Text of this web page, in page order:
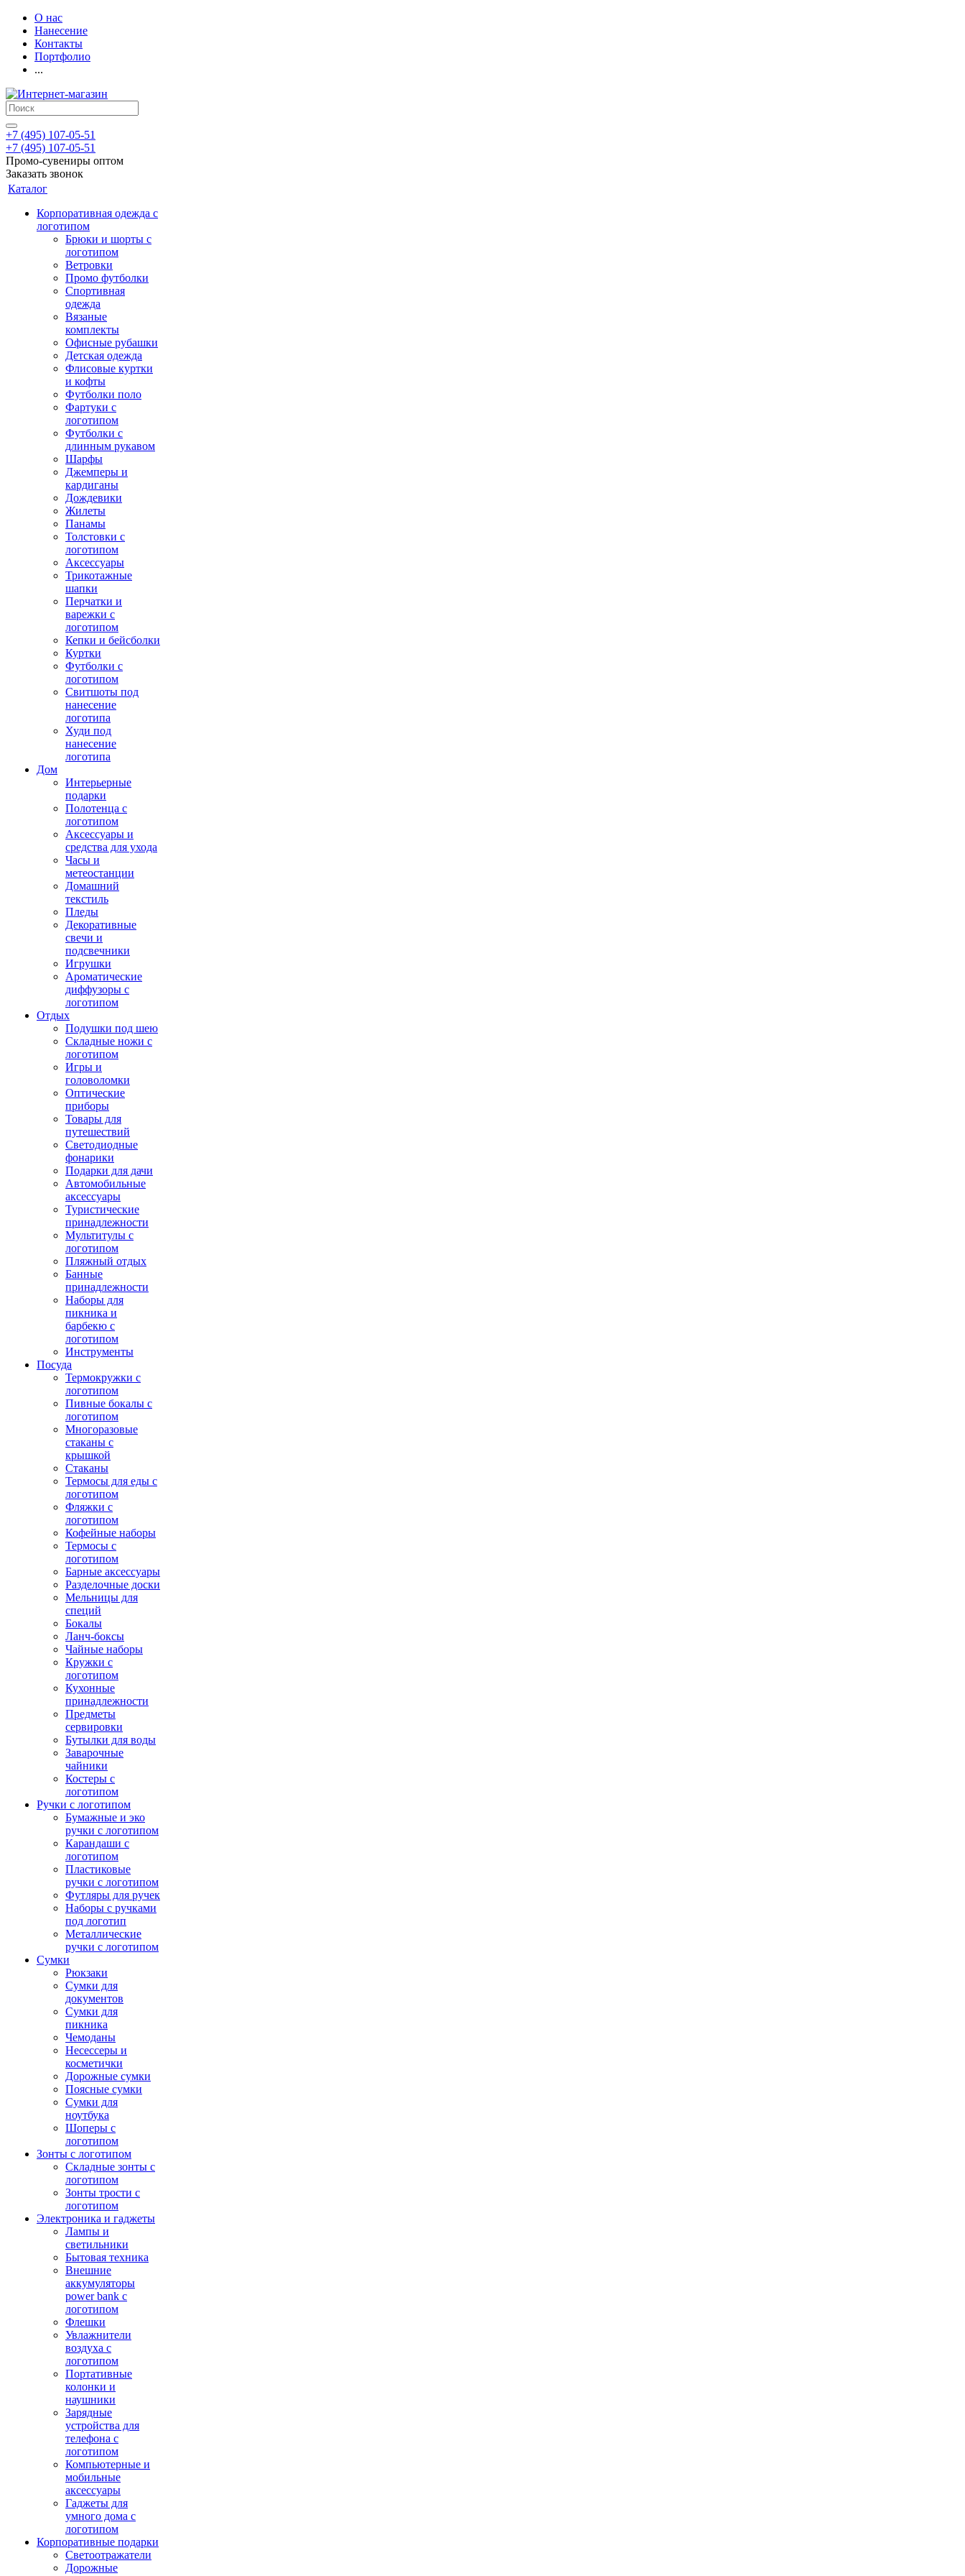
О нас
Нанесение
Контакты
Портфолио
...
+7 (495) 107-05-51
+7 (495) 107-05-51
Промо-сувениры оптом
Заказать звонок
Каталог
Корпоративная одежда с
логотипом
Брюки и шорты с
логотипом
Ветровки
Промо футболки
Спортивная
одежда
Вязаные
комплекты
Офисные рубашки
Детская одежда
Флисовые куртки
и кофты
Футболки поло
Фартуки с
логотипом
Футболки с
длинным рукавом
Шарфы
Джемперы и
кардиганы
Дождевики
Жилеты
Панамы
Толстовки с
логотипом
Аксессуары
Трикотажные
шапки
Перчатки и
варежки с
логотипом
Кепки и бейсболки
Куртки
Футболки с
логотипом
Свитшоты под
нанесение
логотипа
Худи под
нанесение
логотипа
Дом
Интерьерные
подарки
Полотенца с
логотипом
Аксессуары и
средства для ухода
Часы и
метеостанции
Домашний
текстиль
Пледы
Декоративные
свечи и
подсвечники
Игрушки
Ароматические
диффузоры с
логотипом
Отдых
Подушки под шею
Складные ножи с
логотипом
Игры и
головоломки
Оптические
приборы
Товары для
путешествий
Светодиодные
фонарики
Подарки для дачи
Автомобильные
аксессуары
Туристические
принадлежности
Мультитулы с
логотипом
Пляжный отдых
Банные
принадлежности
Наборы для
пикника и
барбекю с
логотипом
Инструменты
Посуда
Термокружки с
логотипом
Пивные бокалы с
логотипом
Многоразовые
стаканы с
крышкой
Стаканы
Термосы для еды с
логотипом
Фляжки с
логотипом
Кофейные наборы
Термосы с
логотипом
Барные аксессуары
Разделочные доски
Мельницы для
специй
Бокалы
Ланч-боксы
Чайные наборы
Кружки с
логотипом
Кухонные
принадлежности
Предметы
сервировки
Бутылки для воды
Заварочные
чайники
Костеры с
логотипом
Ручки с логотипом
Бумажные и эко
ручки с логотипом
Карандаши с
логотипом
Пластиковые
ручки с логотипом
Футляры для ручек
Наборы с ручками
под логотип
Металлические
ручки с логотипом
Сумки
Рюкзаки
Сумки для
документов
Сумки для
пикника
Чемоданы
Несессеры и
косметички
Дорожные сумки
Поясные сумки
Сумки для
ноутбука
Шоперы с
логотипом
Зонты с логотипом
Складные зонты с
логотипом
Зонты трости с
логотипом
Электроника и гаджеты
Лампы и
светильники
Бытовая техника
Внешние
аккумуляторы
power bank с
логотипом
Флешки
Увлажнители
воздуха с
логотипом
Портативные
колонки и
наушники
Зарядные
устройства для
телефона с
логотипом
Компьютерные и
мобильные
аксессуары
Гаджеты для
умного дома с
логотипом
Корпоративные подарки
Светоотражатели
Дорожные